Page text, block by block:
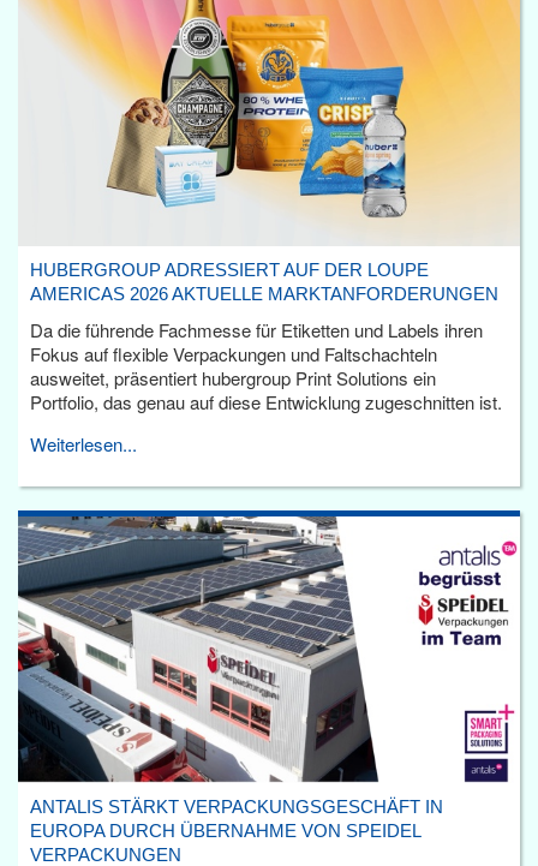
HUBERGROUP ADRESSIERT AUF DER LOUPE
AMERICAS 2026 AKTUELLE MARKTANFORDERUNGEN
Da die führende Fachmesse für Etiketten und Labels ihren
Fokus auf flexible Verpackungen und Faltschachteln
ausweitet, präsentiert hubergroup Print Solutions ein
Portfolio, das genau auf diese Entwicklung zugeschnitten ist.
Weiterlesen...
ANTALIS STÄRKT VERPACKUNGSGESCHÄFT IN
EUROPA DURCH ÜBERNAHME VON SPEIDEL
VERPACKUNGEN